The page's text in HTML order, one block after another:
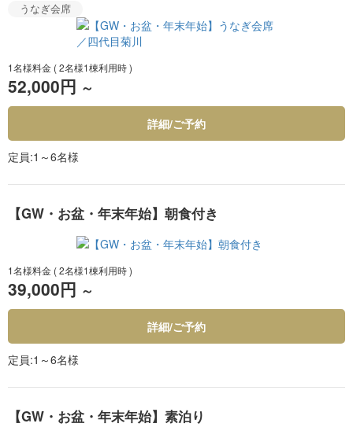
うなぎ会席
1名様料金 ( 2名様1棟利用時 )
52,000円 ～
詳細/ご予約
定員 1～6名様
【GW・お盆・年末年始】朝食付き
1名様料金 ( 2名様1棟利用時 )
39,000円 ～
詳細/ご予約
定員 1～6名様
【GW・お盆・年末年始】素泊り